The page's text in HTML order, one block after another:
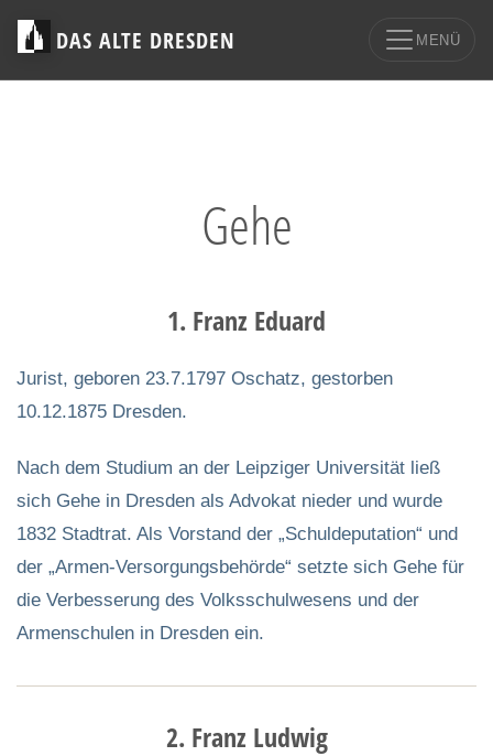
DAS ALTE DRESDEN MENÜ
Gehe
1. Franz Eduard
Jurist, geboren 23.7.1797 Oschatz, gestorben
10.12.1875 Dresden.
Nach dem Studium an der Leipziger Universität ließ
sich Gehe in Dresden als Advokat nieder und wurde
1832 Stadtrat. Als Vorstand der „Schuldeputation“ und
der „Armen-Versorgungsbehörde“ setzte sich Gehe für
die Verbesserung des Volksschulwesens und der
Armenschulen in Dresden ein.
2. Franz Ludwig